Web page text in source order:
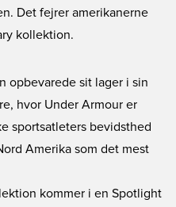
Det fejrer amerikanerne
kollektion.
opbevarede sit lager i sin
hvor Under Armour er
sportsatleters bevidsthed
Amerika som det mest
kommer i en Spotlight